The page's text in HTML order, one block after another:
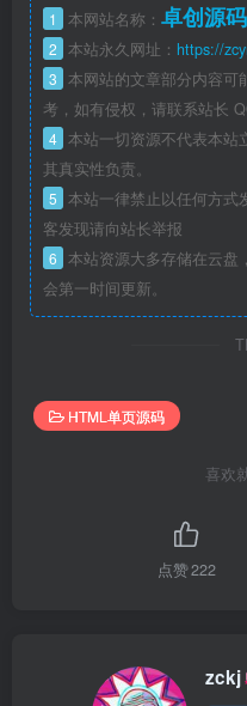
1 本网站名称： 卓创源
2 本站永久网址： https://
3 本网站的文章部分内容可
考，如有侵权，请联系站长
4 本站一切资源不代表本站
其真实性负责。
5 本站一律禁止以任何方式
客发现请向站长举报
6 本站资源大多存储在云盘
会第一时间更新。
HTML单页源码
喜欢
点赞222
zckj